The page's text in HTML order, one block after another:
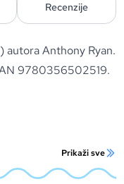
Recenzije
autora Anthony Ryan.
9780356502519.
Prikaži sve